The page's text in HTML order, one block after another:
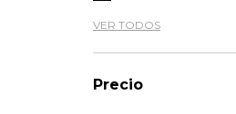
VER TODOS
Precio